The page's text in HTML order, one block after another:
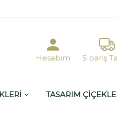
Hesabım Sipariş
TASARIM